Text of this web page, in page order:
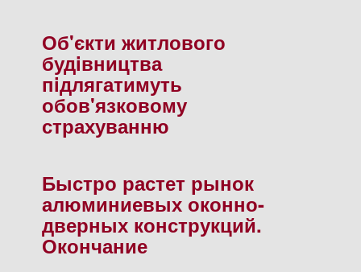
Об'єкти житлового
будiвництва
пiдлягатимуть
обов'язковому
страхуванню
Быстро растет рынок
алюминиевых оконно-
дверных конструкций.
Окончание